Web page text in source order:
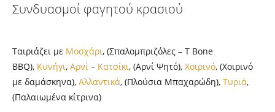
Συνδυασμοί φαγητού κρασιού
Ταιριάζει με Μοσχάρι, (Σπαλομπριζόλες – T Bone
BBQ), Κυνήγι, Αρνί – Κατσίκι, (Αρνί Ψητό), Χοιρινό, (Χοιρινό
με δαμάσκηνα), Αλλαντικά, (Πλούσια Μπαχαρώδη), Τυριά,
(Παλαιωμένα κίτρινα)